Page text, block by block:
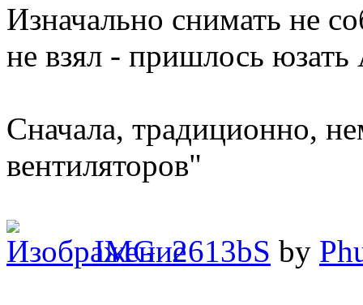
Изначально снимать не
не взял - пришлось
Сначала, традиционно,
вентиляторов"
IMG_2613bS by